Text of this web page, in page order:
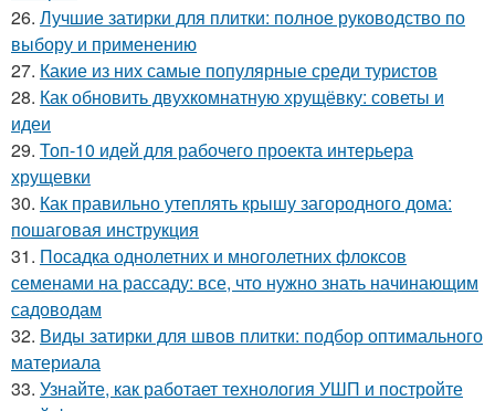
26. Лучшие затирки для плитки: полное руководство по
выбору и применению
27. Какие из них самые популярные среди туристов
28. Как обновить двухкомнатную хрущёвку: советы и
идеи
29. Топ-10 идей для рабочего проекта интерьера
хрущевки
30. Как правильно утеплять крышу загородного дома:
пошаговая инструкция
31. Посадка однолетних и многолетних флоксов
семенами на рассаду: все, что нужно знать начинающим
садоводам
32. Виды затирки для швов плитки: подбор оптимального
материала
33. Узнайте, как работает технология УШП и постройте